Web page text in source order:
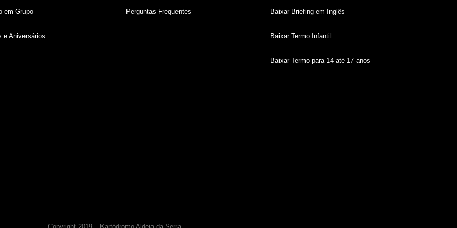
em Grupo
e Aniversários
Perguntas Frequentes Baixar Briefing em Inglês
Baixar Termo Infantil
Baixar Termo para 14 até 17 anos